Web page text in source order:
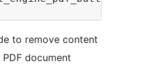
to remove content
document